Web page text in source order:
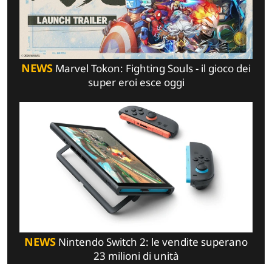
NEWS Marvel Tokon: Fighting Souls - il gioco dei
super eroi esce oggi
NEWS Nintendo Switch 2: le vendite superano
23 milioni di unità